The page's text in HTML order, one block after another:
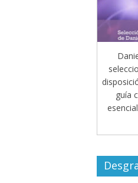
guía